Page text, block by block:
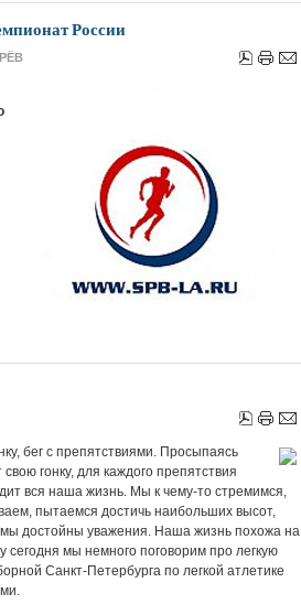
России
бег с препятствиями. Просыпаясь
гонку, для каждого препятствия
вся наша жизнь. Мы к чему-то стремимся,
пытаемся достичь наибольших высот,
мы достойны уважения. Наша жизнь похожа на
сегодня мы немного поговорим про легкую
Санкт-Петербурга по легкой атлетике